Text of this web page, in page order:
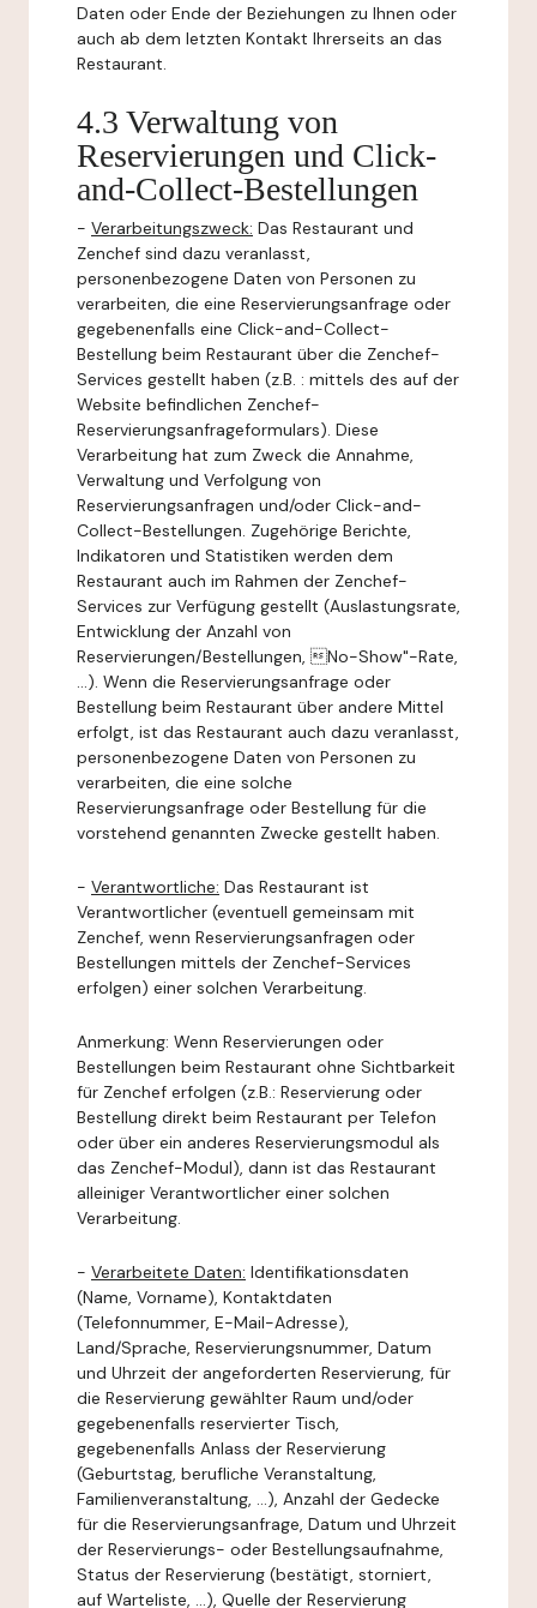
Daten oder Ende der Beziehungen zu Ihnen oder
auch ab dem letzten Kontakt Ihrerseits an das
Restaurant.
4.3 Verwaltung von
Reservierungen und Click-
and-Collect-Bestellungen
- Verarbeitungszweck: Das Restaurant und
Zenchef sind dazu veranlasst,
personenbezogene Daten von Personen zu
verarbeiten, die eine Reservierungsanfrage oder
gegebenenfalls eine Click-and-Collect-
Bestellung beim Restaurant über die Zenchef-
Services gestellt haben (z.B. : mittels des auf der
Website befindlichen Zenchef-
Reservierungsanfrageformulars). Diese
Verarbeitung hat zum Zweck die Annahme,
Verwaltung und Verfolgung von
Reservierungsanfragen und/oder Click-and-
Collect-Bestellungen. Zugehörige Berichte,
Indikatoren und Statistiken werden dem
Restaurant auch im Rahmen der Zenchef-
Services zur Verfügung gestellt (Auslastungsrate,
Entwicklung der Anzahl von
Reservierungen/Bestellungen, No-Show"-Rate,
...). Wenn die Reservierungsanfrage oder
Bestellung beim Restaurant über andere Mittel
erfolgt, ist das Restaurant auch dazu veranlasst,
personenbezogene Daten von Personen zu
verarbeiten, die eine solche
Reservierungsanfrage oder Bestellung für die
vorstehend genannten Zwecke gestellt haben.
- Verantwortliche: Das Restaurant ist
Verantwortlicher (eventuell gemeinsam mit
Zenchef, wenn Reservierungsanfragen oder
Bestellungen mittels der Zenchef-Services
erfolgen) einer solchen Verarbeitung.
Anmerkung: Wenn Reservierungen oder
Bestellungen beim Restaurant ohne Sichtbarkeit
für Zenchef erfolgen (z.B.: Reservierung oder
Bestellung direkt beim Restaurant per Telefon
oder über ein anderes Reservierungsmodul als
das Zenchef-Modul), dann ist das Restaurant
alleiniger Verantwortlicher einer solchen
Verarbeitung.
- Verarbeitete Daten: Identifikationsdaten
(Name, Vorname), Kontaktdaten
(Telefonnummer, E-Mail-Adresse),
Land/Sprache, Reservierungsnummer, Datum
und Uhrzeit der angeforderten Reservierung, für
die Reservierung gewählter Raum und/oder
gegebenenfalls reservierter Tisch,
gegebenenfalls Anlass der Reservierung
(Geburtstag, berufliche Veranstaltung,
Familienveranstaltung, ...), Anzahl der Gedecke
für die Reservierungsanfrage, Datum und Uhrzeit
der Reservierungs- oder Bestellungsaufnahme,
Status der Reservierung (bestätigt, storniert,
auf Warteliste, ...), Quelle der Reservierung